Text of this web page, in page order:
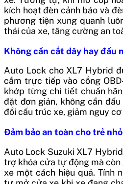
kích hoạt đèn cảnh báo và
phương tiện xung quanh
thái của xe, tăng cường an
Không cần cắt dây hay đấu
Auto Lock cho XL7 Hybrid
cắm trực tiếp vào cổng
khớp từng chi tiết chuẩn
đặt đơn giản, không cần
đổi cấu trúc xe, giảm nguy
Đảm bảo an toàn cho trẻ nhỏ
Auto Lock Suzuki XL7
trợ khóa cửa tự động mà
xe một cách hiệu quả. Tính